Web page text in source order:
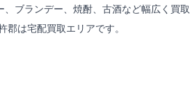
、ブランデー、焼酎、古酒など幅広く買取
郡は宅配買取エリアです。